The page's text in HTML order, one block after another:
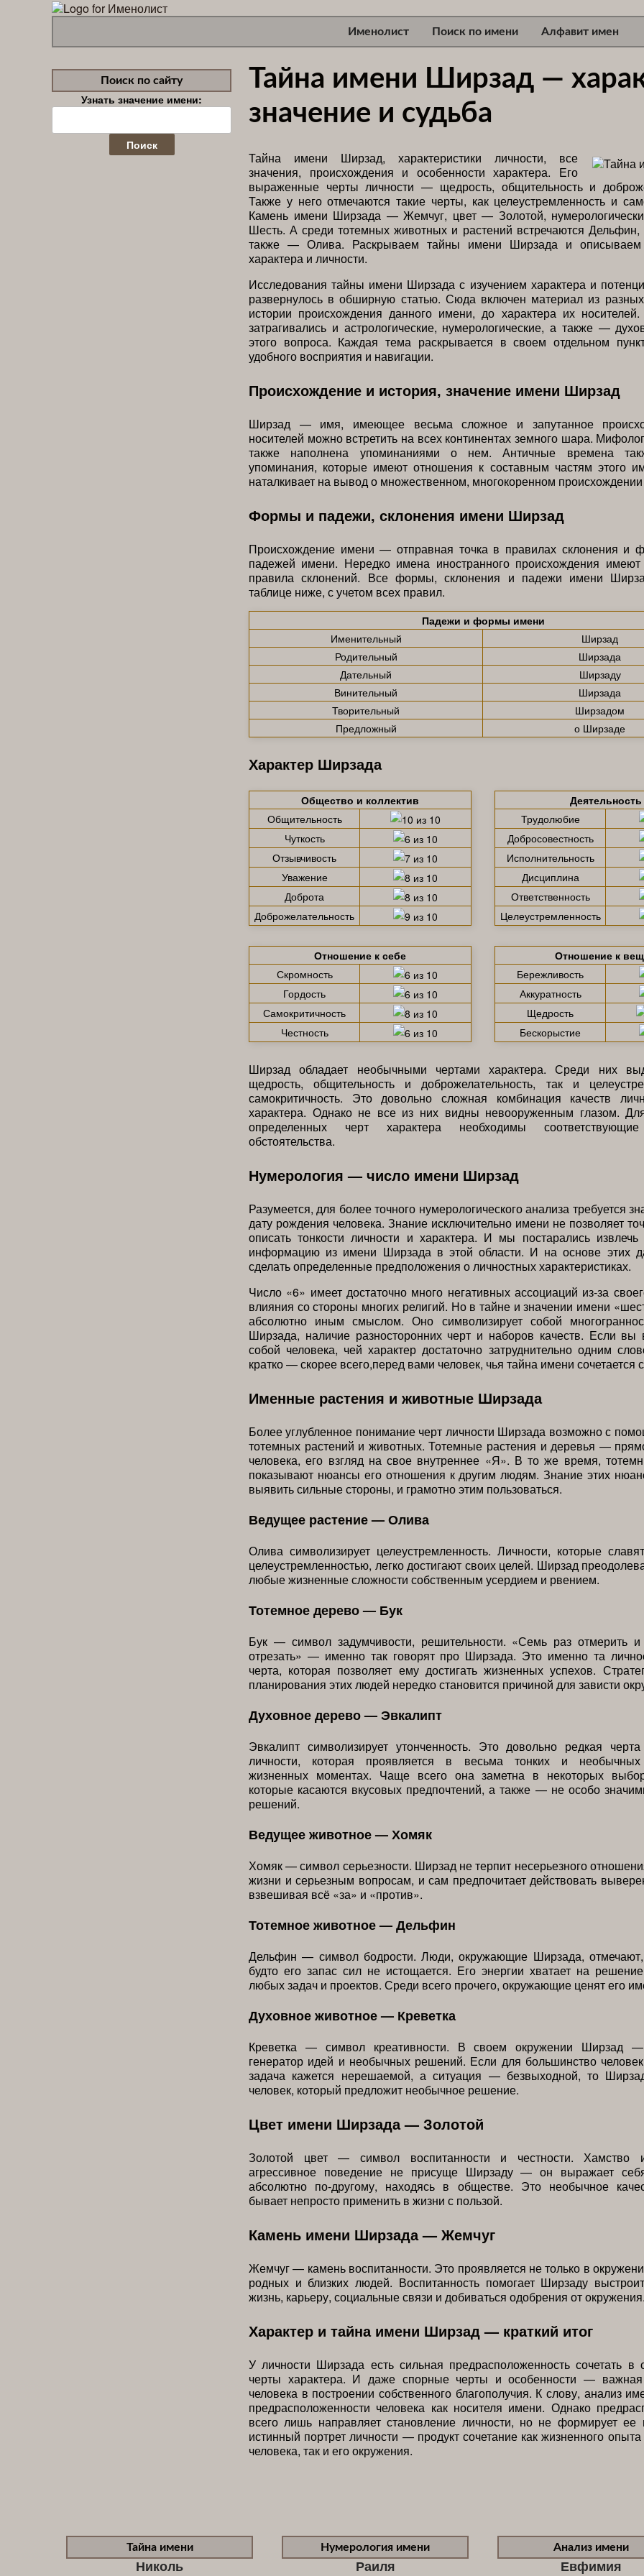
Именолист Поиск по имени Алфавит имен
Поиск по сайту
Узнать значение имени:
Найти:
Тайна имени Ширзад —
значение и судьба
Тайна имени Ширзад, характеристики личности, все
значения, происхождения и особенности характера. Его
выраженные черты личности — щедрость, общительность и
Также у него отмечаются такие черты, как целеустремленность и
Камень имени Ширзада — Жемчуг, цвет — Золотой,
Шесть. А среди тотемных животных и растений встречаются
также — Олива. Раскрываем тайны имени Ширзада и описываем
характера и личности.
Исследования тайны имени Ширзада с изучением характера и
развернулось в обширную статью. Сюда включен материал из
истории происхождения данного имени, до характера их
затрагивались и астрологические, нумерологические, а также —
этого вопроса. Каждая тема раскрывается в своем отдельном
удобного восприятия и навигации.
Происхождение и история, значение имени Ширзад
Ширзад — имя, имеющее весьма сложное и запутанное
носителей можно встретить на всех континентах земного шара.
также наполнена упоминаниями о нем. Античные времена
упоминания, которые имеют отношения к составным частям этого
наталкивает на вывод о множественном, многокоренном
Формы и падежи, склонения имени Ширзад
Происхождение имени — отправная точка в правилах склонения и
падежей имени. Нередко имена иностранного происхождения имеют
правила склонений. Все формы, склонения и падежи имени
таблице ниже, с учетом всех правил.
Падежи и формы имени
Именительный
Ширзад
Родительный
Ширзада
Дательный
Ширзаду
Винительный
Ширзада
Творительный
Ширзадом
Предложный
о Ширзаде
Характер Ширзада
Общество и коллектив
Общительность
Чуткость
Отзывчивость
Уважение
Доброта
Доброжелательность
Деятельность
Трудолюбие
Добросовестность
Исполнительность
Дисциплина
Ответственность
Целеустремленность
Отношение к себе
Скромность
Гордость
Самокритичность
Честность
Отношение к
Бережливость
Аккуратность
Щедрость
Бескорыстие
Ширзад обладает необычными чертами характера. Среди них
щедрость, общительность и доброжелательность, так и
самокритичность. Это довольно сложная комбинация качеств
характера. Однако не все из них видны невооруженным глазом.
определенных черт характера необходимы
обстоятельства.
Нумерология — число имени Ширзад
Разумеется, для более точного нумерологического анализа требуется
дату рождения человека. Знание исключительно имени не позволяет
описать тонкости личности и характера. И мы постарались
информацию из имени Ширзада в этой области. И на основе этих
сделать определенные предположения о личностных характеристиках.
Число «6» имеет достаточно много негативных ассоциаций из-за
влияния со стороны многих религий. Но в тайне и значении имени
абсолютно иным смыслом. Оно символизирует собой
Ширзада, наличие разносторонних черт и наборов качеств. Если вы
собой человека, чей характер достаточно затруднительно одним
кратко — скорее всего,перед вами человек, чья тайна имени сочетается
Именные растения и животные Ширзада
Более углубленное понимание черт личности Ширзада возможно с
тотемных растений и животных. Тотемные растения и деревья —
человека, его взгляд на свое внутреннее «Я». В то же время,
показывают нюансы его отношения к другим людям. Знание этих
выявить сильные стороны, и грамотно этим пользоваться.
Ведущее растение — Олива
Олива символизирует целеустремленность. Личности, которые
целеустремленностью, легко достигают своих целей. Ширзад
любые жизненные сложности собственным усердием и рвением.
Тотемное дерево — Бук
Бук — символ задумчивости, решительности. «Семь раз отмерить
отрезать» — именно так говорят про Ширзада. Это именно та
черта, которая позволяет ему достигать жизненных успехов.
планирования этих людей нередко становится причиной для зависти
Духовное дерево — Эвкалипт
Эвкалипт символизирует утонченность. Это довольно редкая черта
личности, которая проявляется в весьма тонких и необычных
жизненных моментах. Чаще всего она заметна в некоторых
которые касаются вкусовых предпочтений, а также — не особо
решений.
Ведущее животное — Хомяк
Хомяк — символ серьезности. Ширзад не терпит несерьезного
жизни и серьезным вопросам, и сам предпочитает действовать
взвешивая всё «за» и «против».
Тотемное животное — Дельфин
Дельфин — символ бодрости. Люди, окружающие Ширзада, отмечают,
будто его запас сил не истощается. Его энергии хватает на решение
любых задач и проектов. Среди всего прочего, окружающие ценят его
Духовное животное — Креветка
Креветка — символ креативности. В своем окружении Ширзад —
генератор идей и необычных решений. Если для большинство человек
задача кажется нерешаемой, а ситуация — безвыходной, то
человек, который предложит необычное решение.
Цвет имени Ширзада — Золотой
Золотой цвет — символ воспитанности и честности. Хамство
агрессивное поведение не присуще Ширзаду — он выражает
абсолютно по-другому, находясь в обществе. Это необычное
бывает непросто применить в жизни с пользой.
Камень имени Ширзада — Жемчуг
Жемчуг — камень воспитанности. Это проявляется не только в
родных и близких людей. Воспитанность помогает Ширзаду
жизнь, карьеру, социальные связи и добиваться одобрения от
Характер и тайна имени Ширзад — краткий итог
У личности Ширзада есть сильная предрасположенность сочетать в
черты характера. И даже спорные черты и особенности — важная
человека в построении собственного благополучия. К слову, анализ
предрасположенности человека как носителя имени. Однако
всего лишь направляет становление личности, но не формирует ее
истинный портрет личности — продукт сочетание как жизненного
человека, так и его окружения.
Тайна имени
Николь
Нумерология имени
Раиля
Анализ имени
Евфимия